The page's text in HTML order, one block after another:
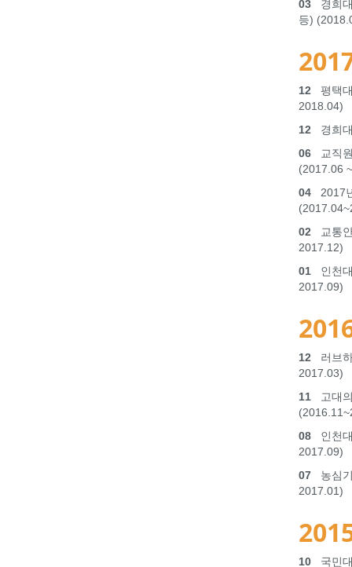
03 경희
등)
12 평택
2018.04)
12 경희
06 교직
(2017.06
04 2017
02 교통
2017.12)
01 인천
2017.09)
12 러브
2017.03)
11 고대
08 인천
2017.09)
07 농심
2017.01)
10 국민